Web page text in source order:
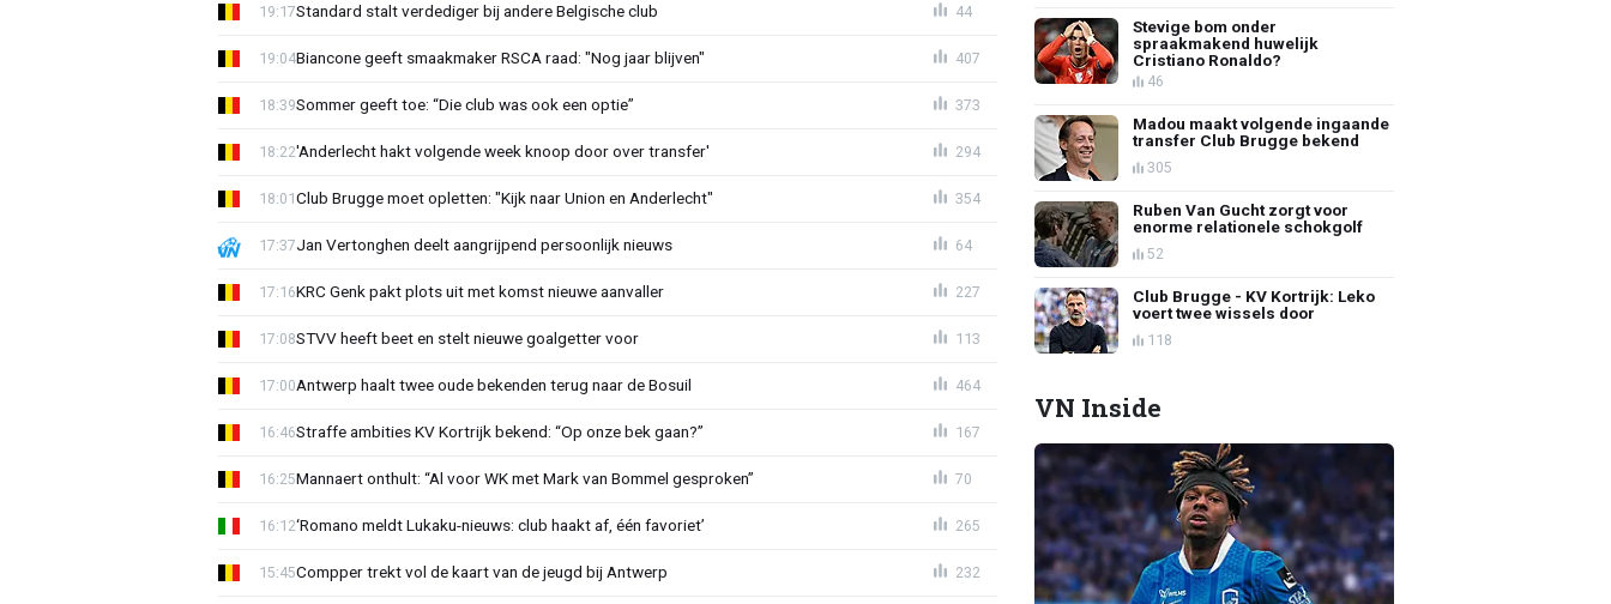
Standard stalt verdediger bij andere Belgische club
19:17 44
Biancone geeft smaakmaker RSCA raad: "Nog jaar blijven"
19:04 407
Sommer geeft toe: “Die club was ook een optie”
18:39 373
'Anderlecht hakt volgende week knoop door over transfer'
18:22 294
Club Brugge moet opletten: "Kijk naar Union en Anderlecht"
18:01 354
Jan Vertonghen deelt aangrijpend persoonlijk nieuws
17:37 64
KRC Genk pakt plots uit met komst nieuwe aanvaller
17:16 227
STVV heeft beet en stelt nieuwe goalgetter voor
17:08 113
Antwerp haalt twee oude bekenden terug naar de Bosuil
17:00 464
Straffe ambities KV Kortrijk bekend: “Op onze bek gaan?”
16:46 167
Mannaert onthult: “Al voor WK met Mark van Bommel gesproken”
16:25 70
‘Romano meldt Lukaku-nieuws: club haakt af, één favoriet’
16:12 265
Compper trekt vol de kaart van de jeugd bij Antwerp
15:45 232
Stevige bom onder
spraakmakend huwelijk
Cristiano Ronaldo?
46
Madou maakt volgende ingaande
transfer Club Brugge bekend
305
Ruben Van Gucht zorgt voor
enorme relationele schokgolf
52
Club Brugge - KV Kortrijk: Leko
voert twee wissels door
118
VN Inside